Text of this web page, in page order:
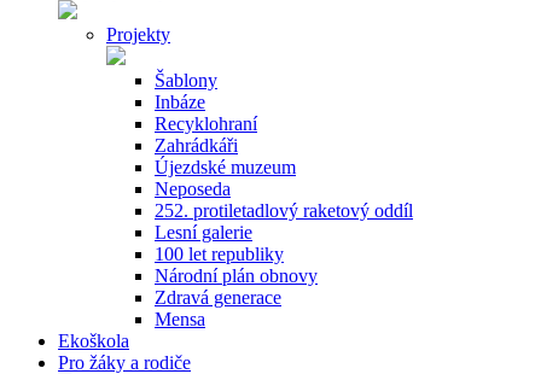
Projekty
Šablony
Inbáze
Recyklohraní
Zahrádkáři
Újezdské muzeum
Neposeda
252. protiletadlový raketový oddíl
Lesní galerie
100 let republiky
Národní plán obnovy
Zdravá generace
Mensa
Ekoškola
Pro žáky a rodiče